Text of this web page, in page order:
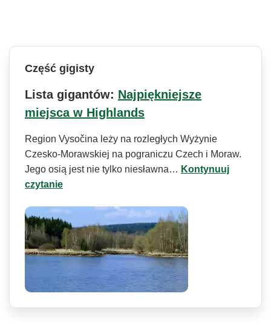
Część gigisty
Lista gigantów: Najpiękniejsze
miejsca w Highlands
Region Vysočina leży na rozległych Wyżynie
Czesko-Morawskiej na pograniczu Czech i Moraw.
Jego osią jest nie tylko niesławna… Kontynuuj
czytanie